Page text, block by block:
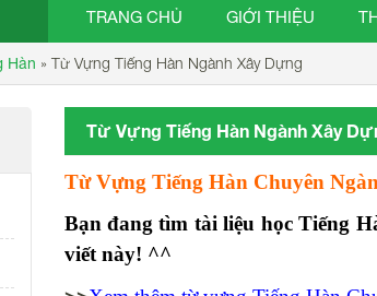
TRANG CHỦ GIỚI THIỆU
Hàn » Từ Vựng Tiếng Hàn Ngành Xây Dựng
Từ Vựng Tiếng Hàn Ngành Xây
Từ Vựng Tiếng Hàn Chuyên
Bạn đang tìm tài liệu học Tiếng
viết này! ^^